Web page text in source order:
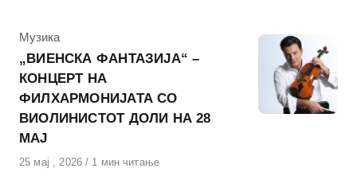
КАтегорија
Музика
„ВИЕНСКА ФАНТАЗИЈА“ –
КОНЦЕРТ НА
ФИЛХАРМОНИЈАТА СО
ВИОЛИНИСТОТ ДОЛИ НА 28
МАЈ
Објавено
25 мај , 2026 1 мин читање